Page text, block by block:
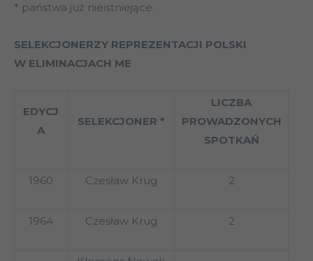
* państwa już nieistniejące.
SELEKCJONERZY REPREZENTACJI POLSKI
W ELIMINACJACH ME
EDYCJ
A
SELEKCJONER *
LICZBA
PROWADZONYCH
SPOTKAŃ
1960 Czesław Krug 2
1964 Czesław Krug 2